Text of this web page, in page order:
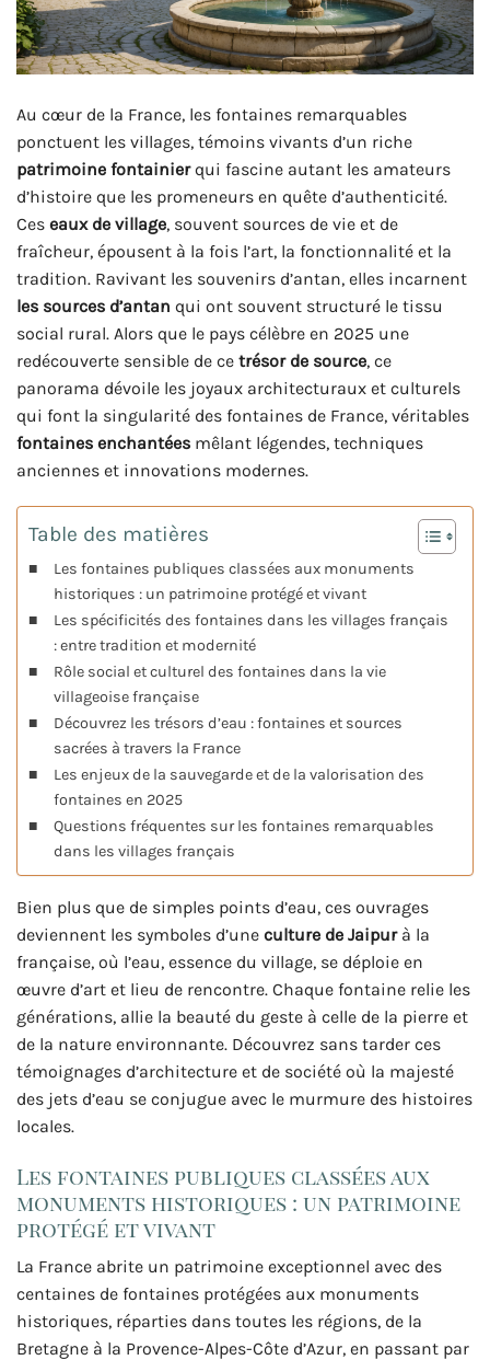
Au cœur de la France, les fontaines remarquables
ponctuent les villages, témoins vivants d’un riche
patrimoine fontainierqui fascine autant les amateurs
d’histoire que les promeneurs en quête d’authenticité.
Ces eaux de village, souvent sources de vie et de
fraîcheur, épousent à la fois l’art, la fonctionnalité et la
tradition. Ravivant les souvenirs d’antan, elles incarnent
les sources d’antan qui ont souvent structuré le tissu
social rural. Alors que le pays célèbre en 2025 une
redécouverte sensible de ce trésor de source, ce
panorama dévoile les joyaux architecturaux et culturels
qui font la singularité des fontaines de France, véritables
fontaines enchantées mêlant légendes, techniques
anciennes et innovations modernes.
Table des matières
Les fontaines publiques classées aux monuments
historiques : un patrimoine protégé et vivant
Les spécificités des fontaines dans les villages français
: entre tradition et modernité
Rôle social et culturel des fontaines dans la vie
villageoise française
Découvrez les trésors d’eau : fontaines et sources
sacrées à travers la France
Les enjeux de la sauvegarde et de la valorisation des
fontaines en 2025
Questions fréquentes sur les fontaines remarquables
dans les villages français
Bien plus que de simples points d’eau, ces ouvrages
deviennent les symboles d’une culture de Jaipurà la
française, où l’eau, essence du village, se déploie en
œuvre d’art et lieu de rencontre. Chaque fontaine relie les
générations, allie la beauté du geste à celle de la pierre et
de la nature environnante. Découvrez sans tarder ces
témoignages d’architecture et de société où la majesté
des jets d’eau se conjugue avec le murmure des histoires
locales.
Les fontaines publiques classées aux
monuments historiques : un patrimoine
protégé et vivant
La France abrite un patrimoine exceptionnel avec des
centaines de fontaines protégées aux monuments
historiques, réparties dans toutes les régions, de la
Bretagne à la Provence-Alpes-Côte d’Azur, en passant par